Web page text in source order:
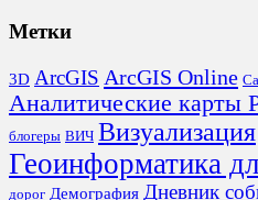
Метки
3D ArcGIS ArcGIS Online
Аналитические карты
блогеры ВИЧ Визуализация
Геоинформатика
дорог Демография Дневник